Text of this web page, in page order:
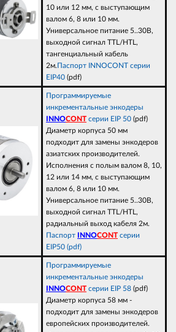
10 или 12 мм, с выступающим
валом 6, 8 или 10 мм.
Универсальное питание 5..30В,
выходной сигнал TTL/HTL,
тангенциальный кабель
2м.Паспорт INNOCONT серии
EIP40 (pdf)
Программируемые
инкрементальные энкодеры
INNOCONT серии EIP 50 (pdf)
Диаметр корпуса 50 мм
подходит для замены энкодеров
азиатских производителей.
Исполнения с полым валом 8, 10,
12 или 14 мм, с выступающим
валом 6, 8 или 10 мм.
Универсальное питание 5..30В,
выходной сигнал TTL/HTL,
радиальный выход кабеля 2м.
Паспорт INNOCONT серии
EIP50 (pdf)
Программируемые
инкрементальные энкодеры
INNOCONT серии EIP 58 (pdf)
Диаметр корпуса 58 мм -
подходит для замены энкодеров
европейских производителей.